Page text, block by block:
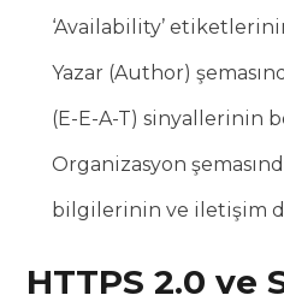
‘Availability’
Yazar (Author)
(E-E-A-T) sinyallerinin
Organizasyon
bilgilerinin ve iletişim
HTTPS 2.0 ve